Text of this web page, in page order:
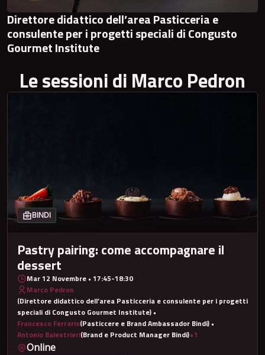
Direttore didattico dell’area Pasticceria e
consulente per i progetti speciali di Congusto
Gourmet Institute
Le sessioni di Marco Pedron
BINDI
Pastry pairing: come accompagnare il
dessert
Mar 12 Novembre • 17:45-18:30
Marco Pedron
(Direttore didattico dell’area Pasticceria e consulente per i progetti
speciali di Congusto Gourmet Institute) •
Francesco Ferrario(Pasticcere e Brand Ambassador Bindi) •
Antonio Balestrieri(Brand e Product Manager Bindi)+1
Online